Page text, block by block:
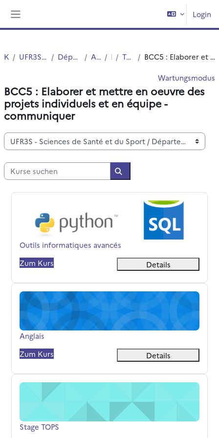
Login
Kurse UFR3S - Sciences de Santé et du Sport Département UFR3S - Pharmacie Autres Diplômes DEUST TOPS 2 - 2020-2024 BCC5 : Elaborer et mettre en oeuvre des projets individuels et en équipe - communiquer
Wartungsmodus
BCC5 : Elaborer et mettre en oeuvre des
projets individuels et en équipe -
communiquer
Kursbereiche
Kurse suchen
Kurse suchen
Kursname
Outils informatiques avancés
Zum Kurs
Details
Anglais
Kursname
Anglais
Zum Kurs
Details
Stage TOPS
Kursname
Stage TOPS